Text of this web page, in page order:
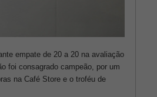
empate de 20 a 20 na avaliação
foi consagrado campeão, por um
na Café Store e o troféu de